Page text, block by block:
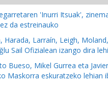
'Inurri Itsuak',
da estreinauko
Harada, Larraín, Leigh,
Sail Ofizialean izango dira
Bueso, Mikel Gurrea eta
Maskorra eskuratzeko lehian